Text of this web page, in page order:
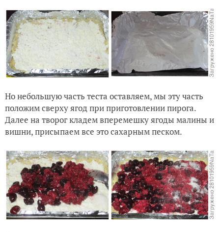
Но небольшую часть теста оставляем, мы эту часть
положим сверху ягод при приготовлении пирога.
Далее на творог кладем вперемешку ягоды малины и
вишни, присыпаем все это сахарным песком.